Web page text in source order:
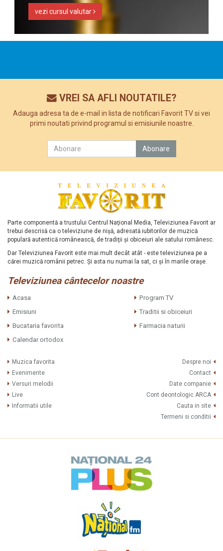
vezi cursul valutar
VREI SA AFLI NOUTATILE?
Adauga adresa ta de e-mail in lista de notificari Favorit TV si vei
primi noutati privind programul si emisiunile noastre.
Parte componentă a trustului Centrul Naţional Media, Televiziunea Favorit ar
trebui descrisă ca o televiziune de nişă, adresată iubitorilor de muzică
populară autentică românească, de tradiţii şi obiceiuri ale satului românesc.
Dar Televiziunea Favorit este mai mult decât atât - este televiziunea pe a
cărei muzică românii petrec. Şi asta nu numai la sat, ci şi în marile oraşe.
Televiziunea cântecelor noastre
Acasa
Program TV
Emisiuni
Traditii si obiceiuri
Bucataria favorita
Farmacia naturii
Calendar ortodox
Muzica favorita
Evenimente
Versuri melodii
Live
Informatii utile
Despre noi
Contact
Date companie
Cont deontologic ARCA
Cauta in site
Termeni si conditii